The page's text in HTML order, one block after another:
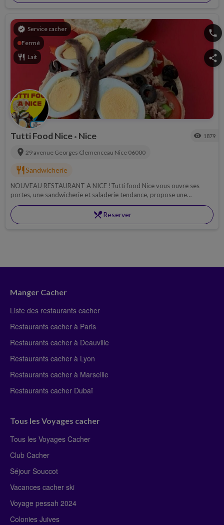
verified Service cacher
Fermé
restaurant Lait
phone
share
Tutti Food Nice • Nice visibility 1879
location_on 29 avenue Georges Clemenceau Nice 06000
restaurant Sandwicherie
NOUVEAU RESTAURANT A NICE !Tutti food Nice vous ouvre ses
portes, une sandwicherie et saladerie tendance, propose une
expérience gustative fraîche et savoureuse.
restaurant_menuReserver
Manger Cacher
Liste des restaurants cacher
Restaurants cacher à Paris
Restaurants cacher à Deauville
Restaurants cacher à Lyon
Restaurants cacher à Marseille
Restaurants cacher Dubaï
Tous les Voyages cacher
Tous les Voyages Cacher
Club Cacher
Séjour Souccot
Vacances cacher ski
Voyage pessah 2024
Colonies Juives